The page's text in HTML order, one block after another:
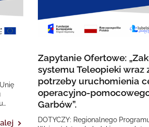
Zapytanie Ofertowe:
systemu Teleopieki wraz
potrzeby uruchomienia
operacyjno-
Garbów”.
DOTYCZY: Regionalnego